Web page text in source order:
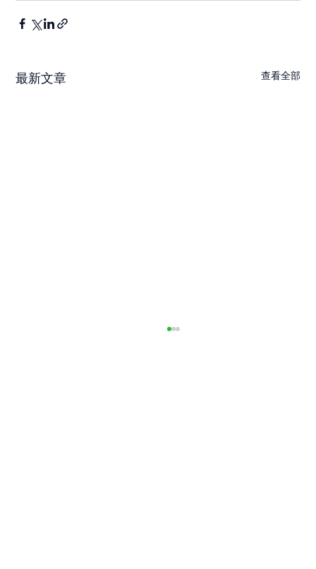
最新文章 查看全部